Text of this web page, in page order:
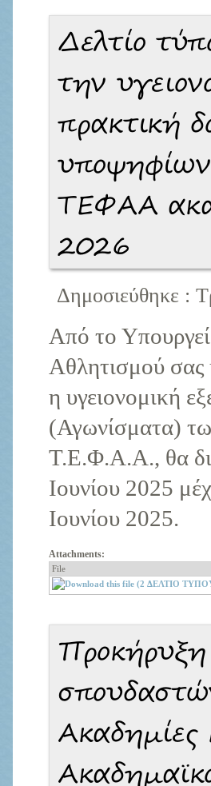
Δελτίο
την
πρακτική
ΤΕΦΑΑ
2026
Δημοσιεύθηκε :
Από το
Αθλητισμού σας
η υγειονομική
(Αγωνίσματα)
Τ.Ε.Φ.Α.Α., θα
Ιουνίου 2025
Ιουνίου 2025.
Attachments:
File
Ακαδημίες